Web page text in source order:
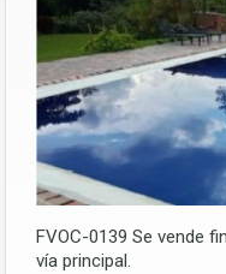
FVOC-0139 Se vende
vía principal.